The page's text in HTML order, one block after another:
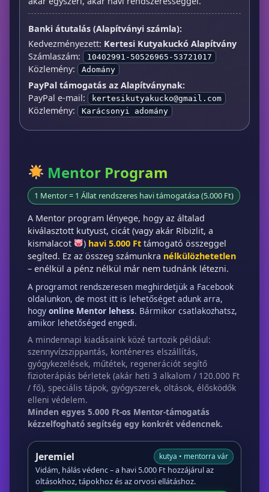
Banki átutalás (Alapítványi számla):
Kedvezményezett: Kertesi Kutyakuckó Alapítvány
Számlaszám:
10402991-50526965-53721017
Közlemény: Adomány
PayPal támogatás az Alapítványnak:
PayPal e-mail:
kertesikutyakucko@gmail.com
Közlemény: Karácsonyi adomány
Mentor Program
1 Mentor = 1 Állat rendszeres havi támogatása (5.000 Ft)
A Mentor program lényege, hogy az általad
kiválasztott kutyust, cicát (vagy akár Ribizlit, a
kismalacot
) havi 5.000 Ft támogató összeggel
segíted. Ez az összeg számunkra nélkülözhetetlen
– enélkül a pénz nélkül már nem tudnánk létezni.
A programot rendszeresen meghirdetjük a Facebook
oldalunkon, de most itt is lehetőséget adunk arra,
hogy online Mentor lehess. Bármikor csatlakozhatsz,
amikor lehetőséged engedi.
A mindennapi kiadásaink közé tartozik például:
szennyvízszippantás, konténeres elszállítás,
gyógykezelések, műtétek, regenerációt segítő
fizioterápiás bérletek (akár heti 3 alkalom / 120.000 Ft
/ fő), speciális tápok, gyógyszerek, oltások, élősködők
elleni védelem.
Minden egyes 5.000 Ft-os Mentor-támogatás
kézzelfogható segítség egy konkrét védencnek.
Jeremiel kutya • mentorra vár
Vidám, hálás védenc – a havi 5.000 Ft hozzájárul az
oltásokhoz, tápokhoz és az orvosi ellátáshoz.